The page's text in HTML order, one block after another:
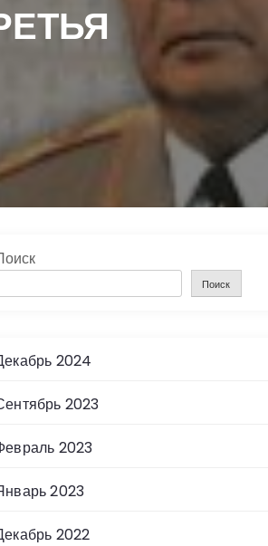
Поиск
2024
2023
2023
2023
2022